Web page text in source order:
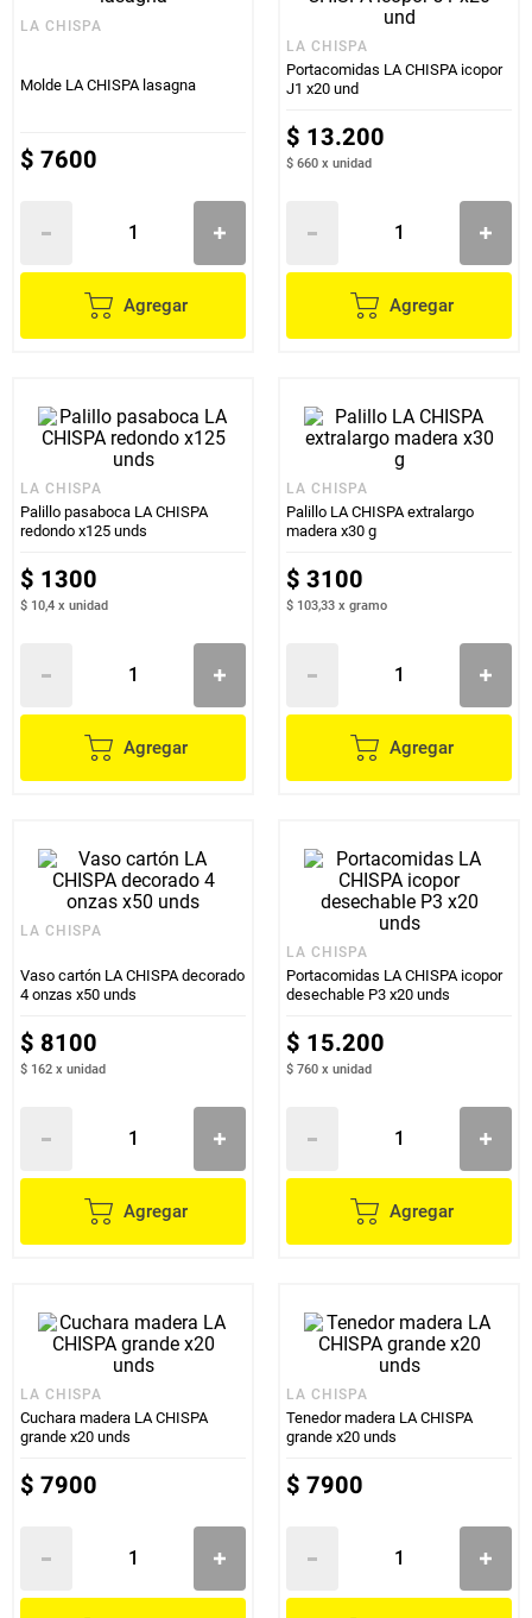
LA CHISPA
Molde LA CHISPA lasagna
$ 7600
Agregar
LA CHISPA
Portacomidas LA CHISPA icopor
J1 x20 und
$ 13.200
$ 660 x unidad
Agregar
LA CHISPA
Palillo pasaboca LA CHISPA
redondo x125 unds
$ 1300
$ 10,4 x unidad
Agregar
LA CHISPA
Palillo LA CHISPA extralargo
madera x30 g
$ 3100
$ 103,33 x gramo
Agregar
LA CHISPA
Vaso cartón LA CHISPA decorado
4 onzas x50 unds
$ 8100
$ 162 x unidad
Agregar
LA CHISPA
Portacomidas LA CHISPA icopor
desechable P3 x20 unds
$ 15.200
$ 760 x unidad
Agregar
LA CHISPA
Cuchara madera LA CHISPA
grande x20 unds
$ 7900
LA CHISPA
Tenedor madera LA CHISPA
grande x20 unds
$ 7900